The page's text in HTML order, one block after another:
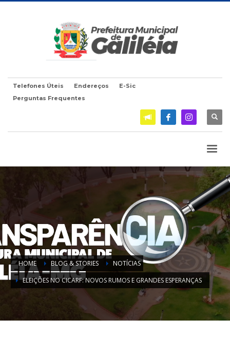
Telefones Úteis Endereços
E-Sic
Perguntas Frequentes
HOME BLOG & STORIES
NOTÍCIAS
ELEIÇÕES NO CICARF: NOVOS RUMOS E GRANDES ESPERANÇAS